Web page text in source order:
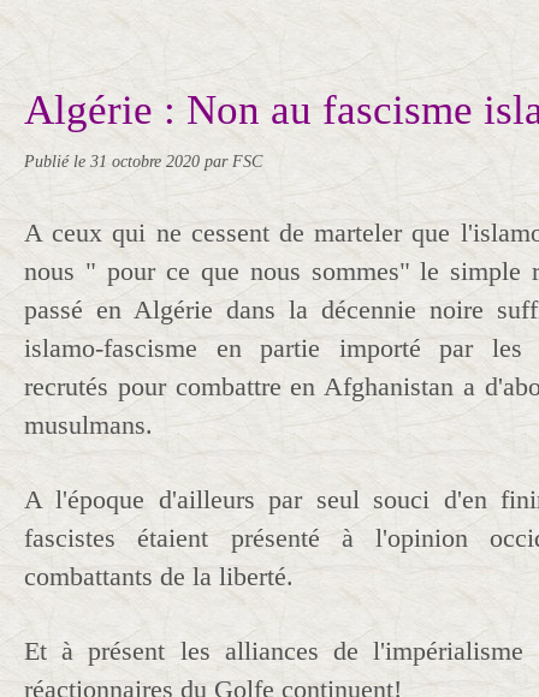
Algérie : Non au fascisme
Publié le 31 octobre 2020 par FSC
A ceux qui ne cessent de marteler que
nous " pour ce que nous sommes" le simple
passé en Algérie dans la décennie noire
islamo-fascisme en partie importé par les
recrutés pour combattre en Afghanistan a
musulmans.
A l'époque d'ailleurs par seul souci d'en
fascistes étaient présenté à l'opinion
combattants de la liberté.
Et à présent les alliances de l'impérialisme
réactionnaires du Golfe continuent!